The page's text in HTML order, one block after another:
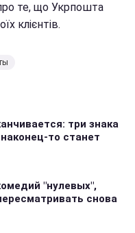
те, що Укрпошта
клієнтів.
три знака
то станет
"нулевых",
снова